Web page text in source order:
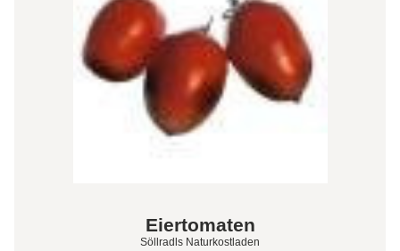
Eiertomaten
Söllradls Naturkostladen